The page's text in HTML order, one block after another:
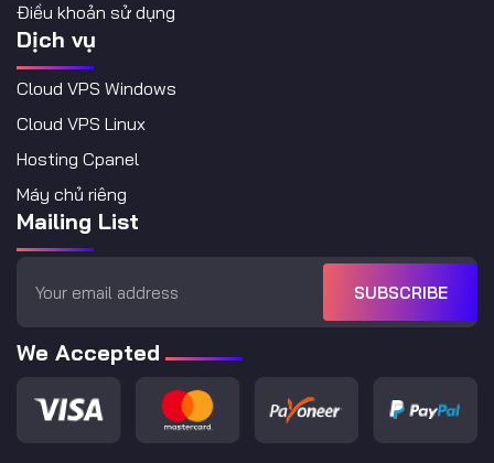
Điều khoản sử dụng
Dịch vụ
Cloud VPS Windows
Cloud VPS Linux
Hosting Cpanel
Máy chủ riêng
Mailing List
SUBSCRIBE
We Accepted